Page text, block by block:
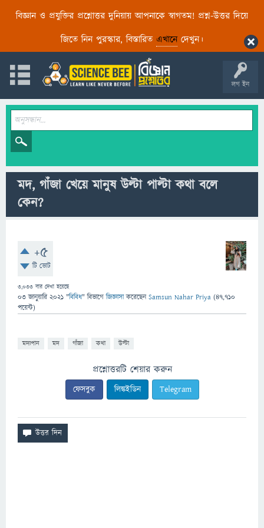
বিজ্ঞান ও প্রযুক্তির প্রশ্নোত্তর দুনিয়ায় আপনাকে স্বাগতম! প্রশ্ন-উত্তর দিয়ে
জিতে নিন পুরস্কার, বিস্তারিত এখানেদেখুন।
লগ ইন
মদ, গাঁজা খেয়ে মানুষ উল্টা পাল্টা কথা বলে
কেন?
+5
টি ভোট
3,033 বার দেখা হয়েছে
03 জানুয়ারি 2021 "বিবিধ" বিভাগে জিজ্ঞাসাকরেছেনSamsun Nahar Priya (47,710
পয়েন্ট)
মদ্যপান মদ গাঁজা কথা উল্টা
প্রশ্নোত্তরটি শেয়ার করুন
ফেসবুক লিঙ্কইডিন Telegram